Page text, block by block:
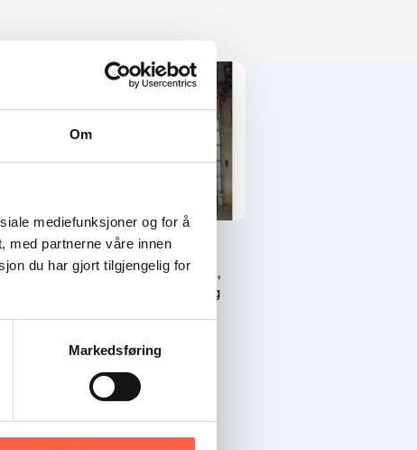
Om
mediefunksjoner og for å
med partnerne våre innen
du har gjort tilgjengelig for
Markedsføring
Brann Leddheiseport OHD
Leddheiseport for brannsikring,
kvalitet og sikkerhet i alle bygg